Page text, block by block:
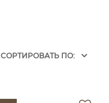
CОРТИРОВАТЬ ПО: